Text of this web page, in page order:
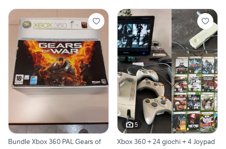
Bundle Xbox 360 PAL Gears of
5
Xbox 360 + 24 giochi + 4 Joypad